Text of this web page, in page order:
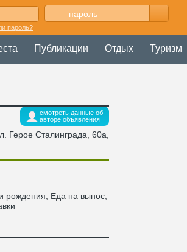
пароль?
Публикации Отдых Туризм
смотреть данные об
авторе объявления
Герое Сталинграда, 60а
рождения, Еда на вынос,